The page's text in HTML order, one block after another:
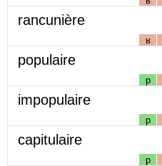
rancunière
ʁ
populaire
p
impopulaire
p
capitulaire
p